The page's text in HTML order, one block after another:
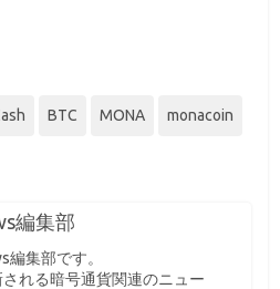
BTC MONA monacoin
編集部
編集部です。
される暗号通貨関連のニュー